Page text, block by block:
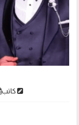
كاتب